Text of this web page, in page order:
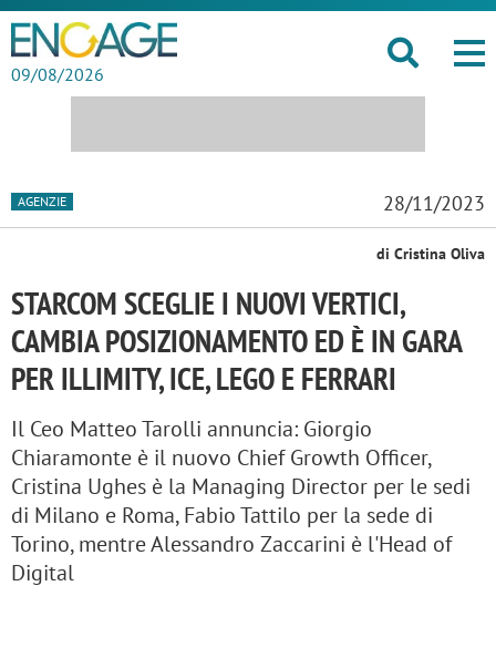
09/08/2026
AGENZIE 28/11/2023
di Cristina Oliva
STARCOM SCEGLIE I NUOVI VERTICI,
CAMBIA POSIZIONAMENTO ED È IN GARA
PER ILLIMITY, ICE, LEGO E FERRARI
Il Ceo Matteo Tarolli annuncia: Giorgio
Chiaramonte è il nuovo Chief Growth Officer,
Cristina Ughes è la Managing Director per le sedi
di Milano e Roma, Fabio Tattilo per la sede di
Torino, mentre Alessandro Zaccarini è l'Head of
Digital